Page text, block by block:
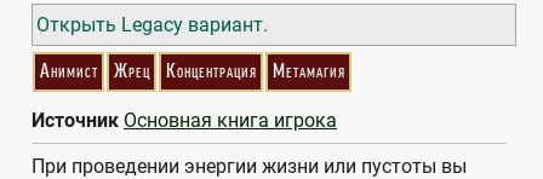
Открыть Legacy вариант.
Анимист Жрец Концентрация Метамагия
Источник Основная книга игрока
При проведении энергии жизни или пустоты вы